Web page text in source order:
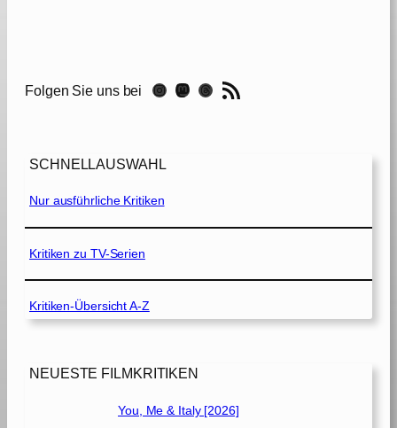
e
t
e
L
i
t
[
0
Folgen Sie uns bei Instagram Mastodon Threads RSS-Feed
SCHNELLAUSWAHL
Nur ausführliche Kritiken
Kritiken zu TV-Serien
Kritiken-Übersicht A-Z
NEUESTE FILMKRITIKEN
You, Me & Italy [2026]